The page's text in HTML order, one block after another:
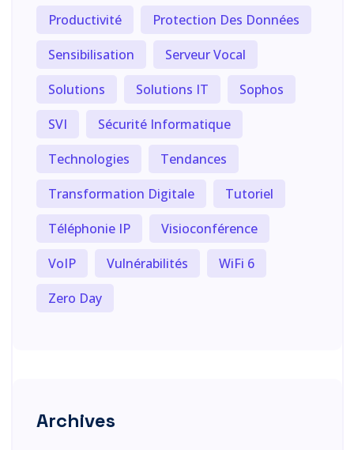
Productivité
Protection Des Données
Sensibilisation
Serveur Vocal
Solutions
Solutions IT
Sophos
SVI
Sécurité Informatique
Technologies
Tendances
Transformation Digitale
Tutoriel
Téléphonie IP
Visioconférence
VoIP
Vulnérabilités
WiFi 6
Zero Day
Archives